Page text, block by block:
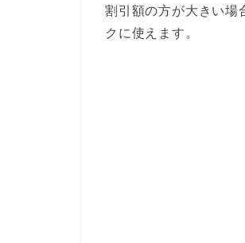
割引額の方が大きい場
クに使えます。